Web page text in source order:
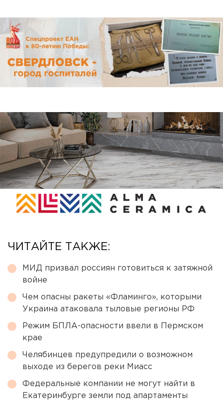
ЧИТАЙТЕ ТАКЖЕ:
МИД призвал россиян готовиться к затяжной
войне
Чем опасны ракеты «Фламинго», которыми
Украина атаковала тыловые регионы РФ
Режим БПЛА-опасности ввели в Пермском
крае
Челябинцев предупредили о возможном
выходе из берегов реки Миасс
Федеральные компании не могут найти в
Екатеринбурге земли под апартаменты